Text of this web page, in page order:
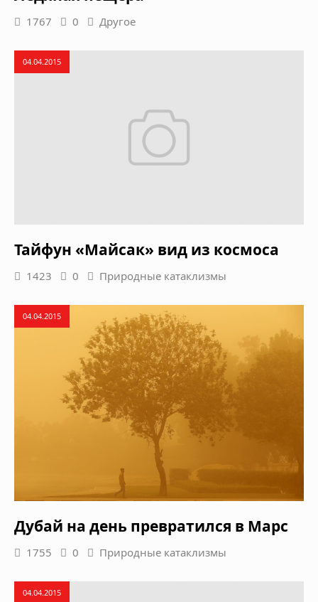
1767 0 Другое
04.04.2015
Тайфун «Майсак» вид из космоса
1423 0 Природные катаклизмы
04.04.2015
Дубай на день превратился в Марс
1755 0 Природные катаклизмы
04.04.2015